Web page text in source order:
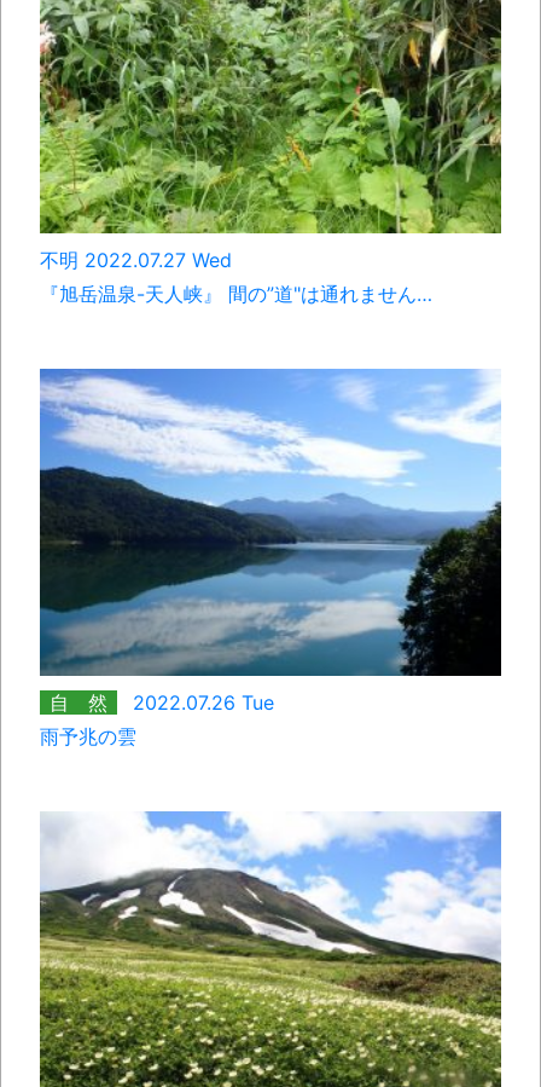
不明 2022.07.27 Wed
『旭岳温泉-天人峡』 間の”道"は通れません…
自 然
2022.07.26 Tue
雨予兆の雲